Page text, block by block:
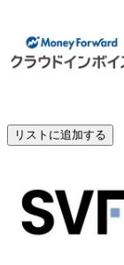
リストに追加する